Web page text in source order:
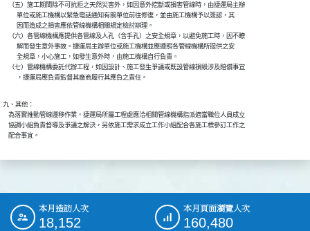
    （五）施工期間除不可抗拒之天然災害外，如因意外挖斷或損害管線時，由捷運局主辦
          單位或施工機構以緊急電話通知有關單位前往修復，並由施工機構予以簽認，其
          因而造成之損害應依管線機構相關規定檢討辦理。
    （六）各管線機構應提供各管線及人孔（含手孔）之安全規章，以避免施工時，因不瞭
          解而發生意外事故。捷運局主辦單位或施工機構並應遵照各管線機構所提供之安
          全規章，小心施工，如發生意外時，由施工機構自行負責。
    （七）管線機構委託代辦工程，如因設計、施工發生爭議或既設管線損毀涉及賠償事宜
          ，捷運局應負責監督其廠商履行其應負之責任。
九、其他：
    為落實推動管線遷移作業，捷運局所屬工程處應洽相關管線機構指派適當職位人員成立
    協調小組負責督導及爭議之解決，另依施工需求成立工作小組配合各施工標參訂工作之
    配合事宜。
::: 本月造訪人次
18,152
本月頁面瀏覽人次
160,480